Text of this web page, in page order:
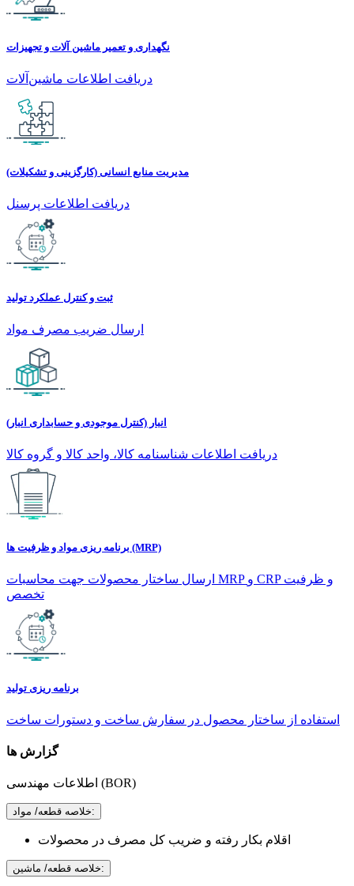
نگهداری و تعمیر ماشین آلات و تجهیزات
دریافت اطلاعات ماشین‌آلات
مدیریت منابع انسانی (کارگزینی و تشکیلات)
دریافت اطلاعات پرسنل
ثبت و کنترل عملکرد تولید
ارسال ضریب مصرف مواد
انبار (کنترل موجودی و حسابداری انبار)
دریافت اطلاعات شناسنامه کالا، واحد کالا و گروه کالا
برنامه ریزی مواد و ظرفیت ها (MRP)
ارسال ساختار محصولات جهت محاسبات MRP و CRP و ظرفیت
تخصص
برنامه ریزی تولید
استفاده از ساختار محصول در سفارش ساخت و دستورات ساخت
گزارش ها
اطلاعات مهندسی (BOR)
خلاصه قطعه/ مواد:
اقلام بکار رفته و ضریب کل مصرف در محصولات
خلاصه قطعه/ ماشين: